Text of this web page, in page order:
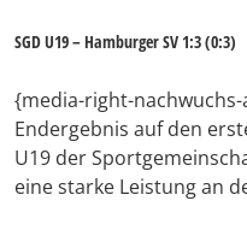
SGD U19 – Hamburger SV 1:3 (0:3)
{media-right-
Endergebnis auf den
U19 der
eine starke Leistung an